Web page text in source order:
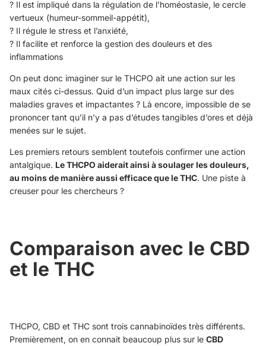
? Il est impliqué dans la régulation de l’homéostasie, le cercle
vertueux (humeur-sommeil-appétit),
? Il régule le stress et l’anxiété,
? Il facilite et renforce la gestion des douleurs et des
inflammations
On peut donc imaginer sur le THCPO ait une action sur les
maux cités ci-dessus. Quid d’un impact plus large sur des
maladies graves et impactantes ? Là encore, impossible de se
prononcer tant qu’il n’y a pas d’études tangibles d’ores et déjà
menées sur le sujet.
Les premiers retours semblent toutefois confirmer une action
antalgique. Le THCPO aiderait ainsi à soulager les douleurs,
au moins de manière aussi efficace que le THC. Une piste à
creuser pour les chercheurs ?
Comparaison avec le CBD
et le THC
THCPO, CBD et THC sont trois cannabinoïdes très différents.
Premièrement, on en connait beaucoup plus sur le CBD